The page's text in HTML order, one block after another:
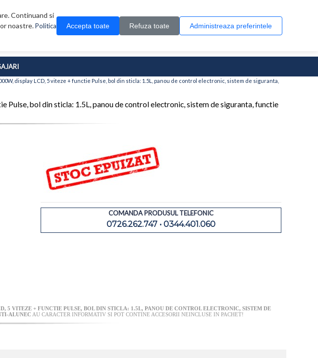
Continuand si
noastre.Politica
Accepta toate Refuza toate Administreaza preferintele
0 produs(e)
display LCD, 5 viteze + functie Pulse, bol din sticla: 1.5L, panou de control electronic, sistem de siguranta,
Pulse, bol din sticla: 1.5L, panou de control electronic, sistem de siguranta, functie
COMANDA PRODUSUL TELEFONIC
0726.262.747 • 0344.401.060
VITEZE + FUNCTIE PULSE, BOL DIN STICLA: 1.5L, PANOU DE CONTROL ELECTRONIC, SISTEM DE
ALUNEC AU CARACTER INFORMATIV SI POT CONTINE ACCESORII NEINCLUSE IN PACHET!